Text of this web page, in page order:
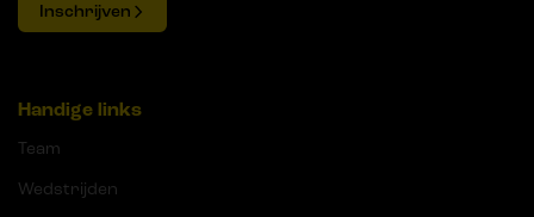
Inschrijven
Handige links
Team
Wedstrijden